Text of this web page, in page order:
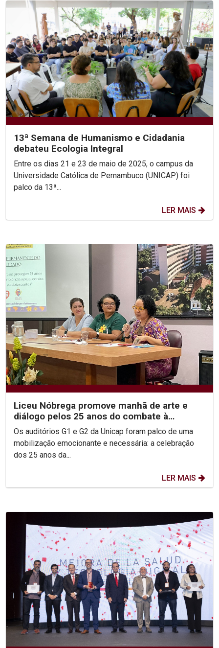
13ª Semana de Humanismo e Cidadania
debateu Ecologia Integral
Entre os dias 21 e 23 de maio de 2025, o campus da
Universidade Católica de Pernambuco (UNICAP) foi
palco da 13ª...
LER MAIS
Liceu Nóbrega promove manhã de arte e
diálogo pelos 25 anos do combate à
violência sexual infantil
Os auditórios G1 e G2 da Unicap foram palco de uma
mobilização emocionante e necessária: a celebração
dos 25 anos da...
LER MAIS